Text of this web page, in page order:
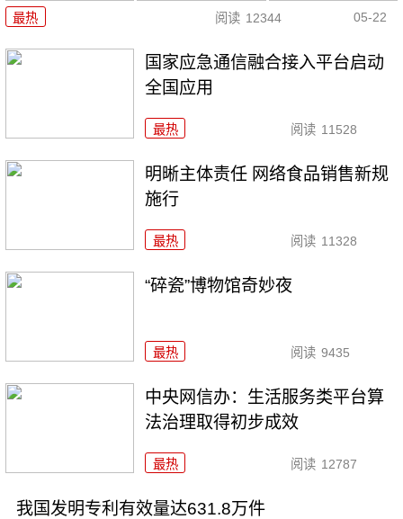
最热 阅读 12344 05-22
国家应急通信融合接入平台启动
全国应用
最热 阅读 11528
明晰主体责任 网络食品销售新规
施行
最热 阅读 11328
“碎瓷”博物馆奇妙夜
最热 阅读 9435
中央网信办：生活服务类平台算
法治理取得初步成效
最热 阅读 12787
我国发明专利有效量达631.8万件